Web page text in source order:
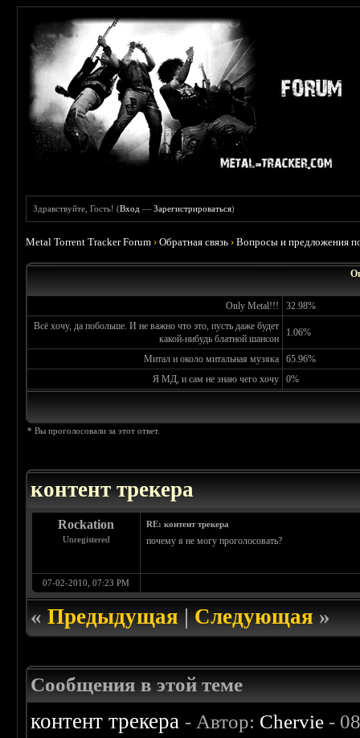
Здравствуйте, Гость! (Вход —Зарегистрироваться)
Metal Torrent Tracker Forum ›Обратная связь ›Вопросы и предложения
Only Metal!!!
32.98%
Всё хочу, да побольше. И не важно что это, пусть даже будет
какой-нибудь блатной шансон
1.06%
Митал и около митальная музяка
65.96%
Я МД, и сам не знаю чего хочу
0%
* Вы проголосовали за этот ответ.
контент трекера
Rockation
Unregistered
RE: контент трекера
почему я не могу проголосовать?
07-02-2010, 07:23 PM
«Предыдущая|Следующая»
Сообщения в этой теме
контент трекера - Автор: Chervie -